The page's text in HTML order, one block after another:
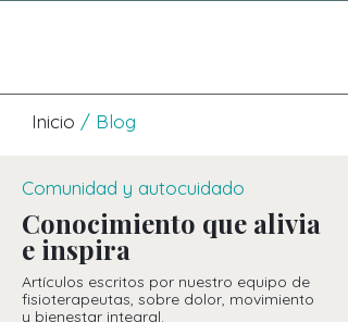
Inicio / Blog
Comunidad y autocuidado
Conocimiento que alivia
e inspira
Artículos escritos por nuestro equipo de
fisioterapeutas, sobre dolor, movimiento
y bienestar integral.